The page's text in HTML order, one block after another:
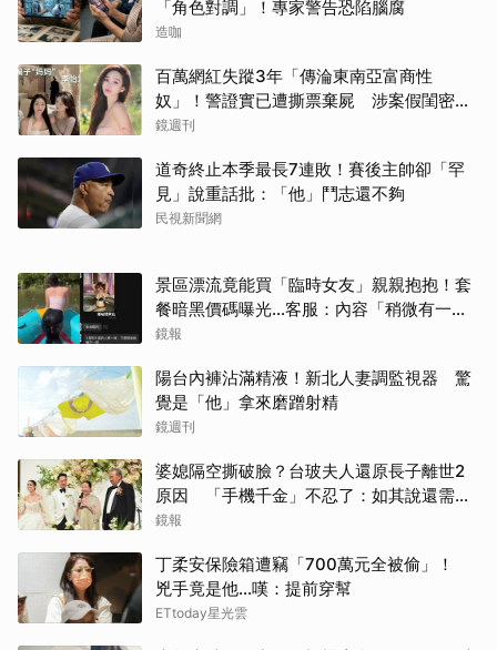
「角色對調」！專家警告恐陷腦腐
造咖
百萬網紅失蹤3年「傳淪東南亞富商性
奴」！警證實已遭撕票棄屍 涉案假閨密近
況曝光
鏡週刊
道奇終止本季最長7連敗！賽後主帥卻「罕
見」說重話批：「他」鬥志還不夠
民視新聞網
景區漂流竟能買「臨時女友」親親抱抱！套
餐暗黑價碼曝光…客服：內容「稍微有一點
尺度」
鏡報
陽台內褲沾滿精液！新北人妻調監視器 驚
覺是「他」拿來磨蹭射精
鏡週刊
婆媳隔空撕破臉？台玻夫人還原長子離世2
原因 「手機千金」不忍了：如其說還需要
離開嗎？
鏡報
丁柔安保險箱遭竊「700萬元全被偷」！
兇手竟是他...嘆：提前穿幫
ETtoday星光雲